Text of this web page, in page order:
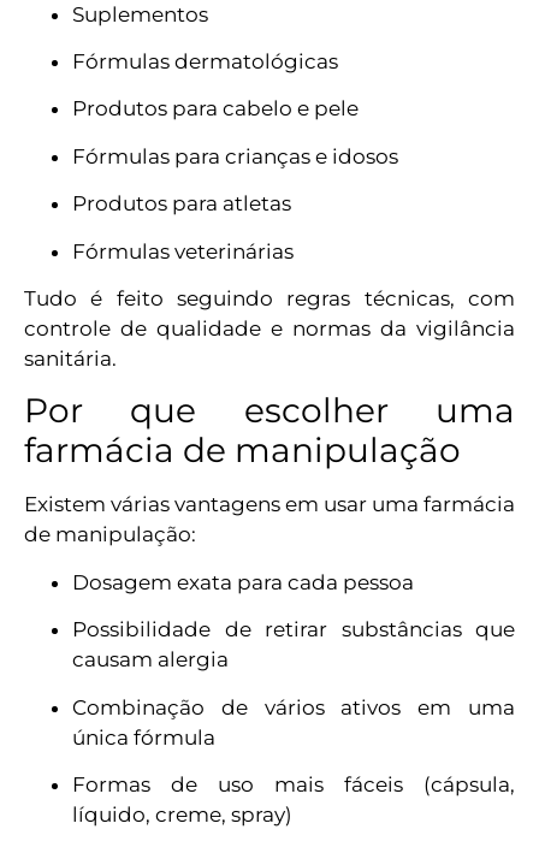
Suplementos
Fórmulas dermatológicas
Produtos para cabelo e pele
Fórmulas para crianças e idosos
Produtos para atletas
Fórmulas veterinárias
Tudo é feito seguindo regras técnicas, com
controle de qualidade e normas da vigilância
sanitária.
Por que escolher uma
farmácia de manipulação
Existem várias vantagens em usar uma farmácia
de manipulação:
Dosagem exata para cada pessoa
Possibilidade de retirar substâncias que
causam alergia
Combinação de vários ativos em uma
única fórmula
Formas de uso mais fáceis (cápsula,
líquido, creme, spray)